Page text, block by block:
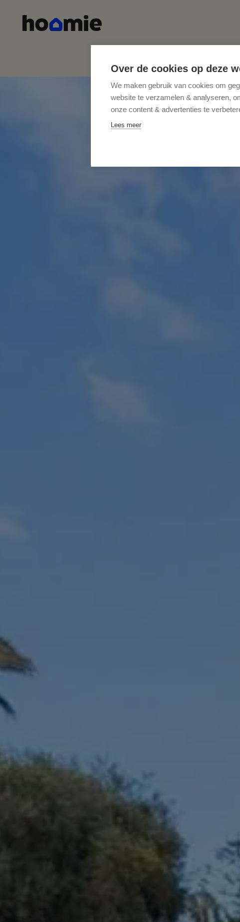
Over de cookies op deze
We maken gebruik van cookies om
website te verzamelen & analyseren,
onze content & advertenties te
Lees meer